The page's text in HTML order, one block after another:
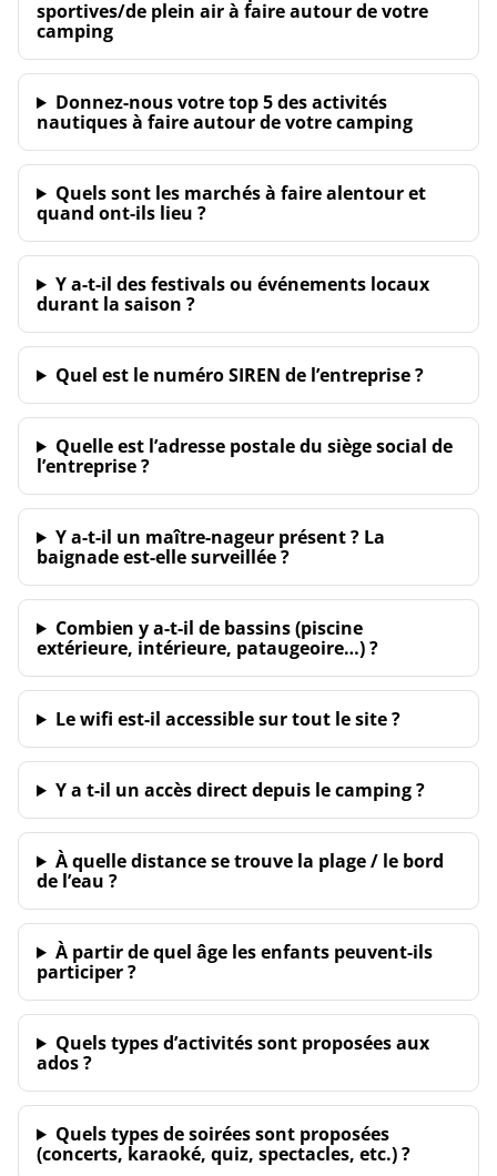
sportives/de plein air à faire autour de votre
camping
Donnez-nous votre top 5 des activités
nautiques à faire autour de votre camping
Quels sont les marchés à faire alentour et
quand ont-ils lieu ?
Y a-t-il des festivals ou événements locaux
durant la saison ?
Quel est le numéro SIREN de l’entreprise ?
Quelle est l’adresse postale du siège social de
l’entreprise ?
Y a-t-il un maître-nageur présent ? La
baignade est-elle surveillée ?
Combien y a-t-il de bassins (piscine
extérieure, intérieure, pataugeoire…) ?
Le wifi est-il accessible sur tout le site ?
Y a t-il un accès direct depuis le camping ?
À quelle distance se trouve la plage / le bord
de l’eau ?
À partir de quel âge les enfants peuvent-ils
participer ?
Quels types d’activités sont proposées aux
ados ?
Quels types de soirées sont proposées
(concerts, karaoké, quiz, spectacles, etc.) ?